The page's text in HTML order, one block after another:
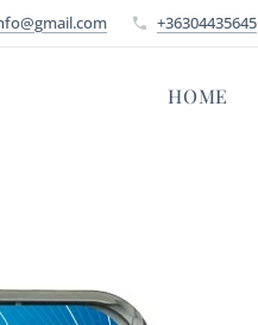
+36304435645
HOME